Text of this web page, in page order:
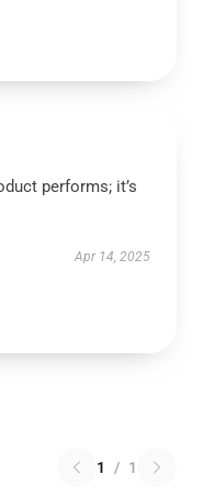
performs; it’s
Apr 14, 2025
1 / 1